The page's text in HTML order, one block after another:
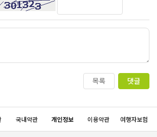
목록 댓글
국내약관 개인정보 이용약관 여행자보험